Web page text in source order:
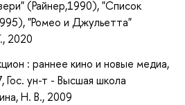
(Райнер,1990), "Список
"Ромео и Джульетта"
2020
: раннее кино и новые медиа,
ун-т - Высшая школа
Н. В., 2009